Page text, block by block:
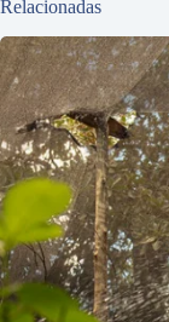
Relacionadas